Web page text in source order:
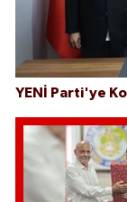
YENİ Parti'ye